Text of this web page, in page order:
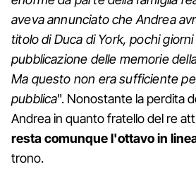
aveva annunciato che Andrea
titolo di Duca di York, pochi
pubblicazione delle memorie
Ma questo non era sufficiente
pubblica". Nonostante la perdita
Andrea in quanto fratello del re
resta comunque l'ottavo in
trono.